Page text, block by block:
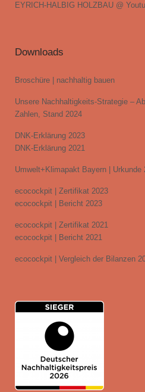
EYRICH-HALBIG HOLZBAU @
Downloads
Broschüre | nachhaltig bauen
Unsere Nachhaltigkeits-Strategie –
Zahlen, Stand 2024
DNK-Erklärung 2023
DNK-Erklärung 2021
Umwelt+Klimapakt Bayern | Urkunde
ecocockpit | Zertifikat 2023
ecocockpit | Bericht 2023
ecocockpit | Zertifikat 2021
ecocockpit | Bericht 2021
ecocockpit | Vergleich der Bilanzen